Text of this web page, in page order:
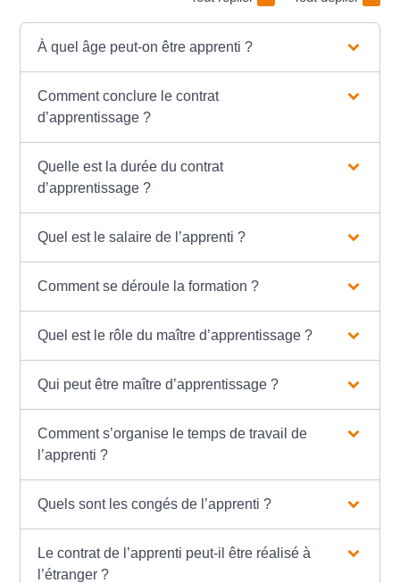
À quel âge peut-on être apprenti ?
Comment conclure le contrat
d’apprentissage ?
Quelle est la durée du contrat
d’apprentissage ?
Quel est le salaire de l’apprenti ?
Comment se déroule la formation ?
Quel est le rôle du maître d’apprentissage ?
Qui peut être maître d’apprentissage ?
Comment s’organise le temps de travail de
l’apprenti ?
Quels sont les congés de l’apprenti ?
Le contrat de l’apprenti peut-il être réalisé à
l’étranger ?